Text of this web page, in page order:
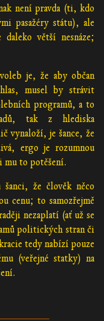
není pravda (ti, kdo
pasažéry státu), ale
větší nesnáze;
je, že aby občan
musel by strávit
programů, a to
tak z hlediska
vynaloží, je šance, že
ergo je rozumnou
mu to potěšení.
že člověk něco
cenu; to samozřejmě
nezaplatí (ať už se
politických stran či
tedy nabízí pouze
(veřejné statky) na